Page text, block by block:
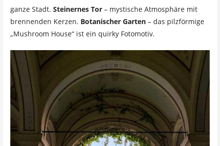
ganze Stadt. Steinernes Tor– mystische Atmosphäre mit
brennenden Kerzen. Botanischer Garten– das pilzförmige
„Mushroom House“ ist ein quirky Fotomotiv.